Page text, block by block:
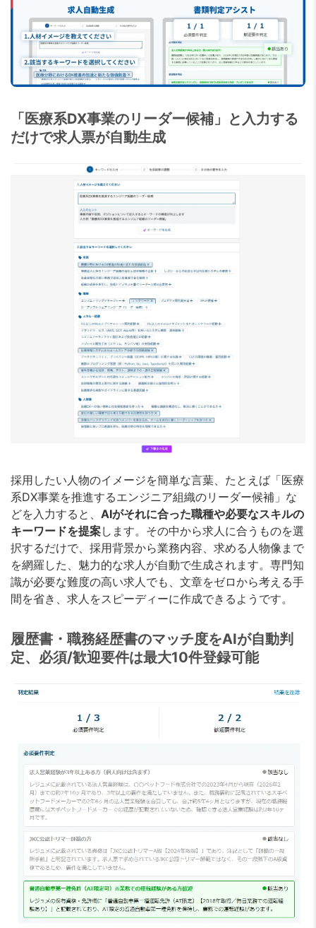
「医療系DX事業のリーダー候補」と入力する
だけで求人票が自動生成
採用したい人物のイメージを簡単な言葉、たとえば「医療
系DX事業を推進するエンジニア組織のリーダー候補」な
どを入力すると、 AIがそれに合った職種や必要なスキルの
キーワードを提案します。その中から求人に合うものを選
択するだけで、採用背景から業務内容、求める人物像まで
を網羅した、魅力的な求人が自動で生成されます。専門知
識が必要な難度の高い求人でも、文章をゼロから考える手
間を省き、求人をスピーディーに作成できるようです。
履歴書・職務経歴書のマッチ度をAIが自動判
定、必須/歓迎要件は最大10件登録可能